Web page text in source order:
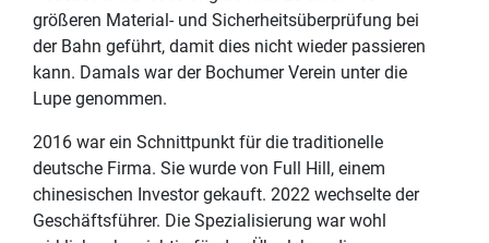
größeren Material- und Sicherheitsüberprüfung bei
der Bahn geführt, damit dies nicht wieder passieren
kann. Damals war der Bochumer Verein unter die
Lupe genommen.
2016 war ein Schnittpunkt für die traditionelle
deutsche Firma. Sie wurde von Full Hill, einem
chinesischen Investor gekauft. 2022 wechselte der
Geschäftsführer. Die Spezialisierung war wohl